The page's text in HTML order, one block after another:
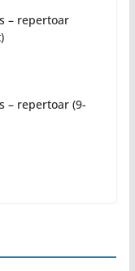
u susret
– repertoar
– repertoar (9-